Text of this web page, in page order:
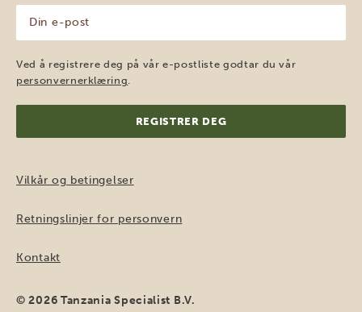
post
(Påkrevd)
Ved å registrere deg på vår e-postliste godtar du vår
personvernerklæring
Vilkår og betingelser
Retningslinjer for personvern
Kontakt
© 2026 Tanzania Specialist B.V.